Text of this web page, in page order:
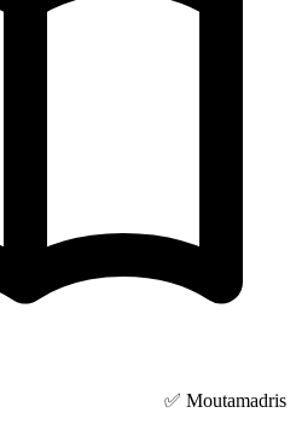
Moutamadris ✅